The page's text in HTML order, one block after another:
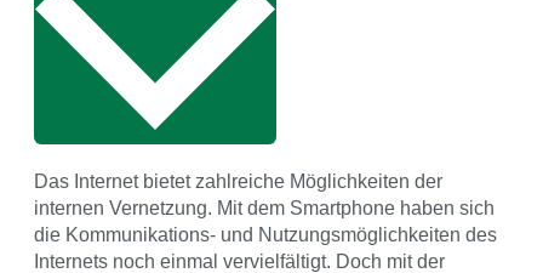
Das Internet bietet zahlreiche Möglichkeiten der
internen Vernetzung. Mit dem Smartphone haben sich
die Kommunikations- und Nutzungsmöglichkeiten des
Internets noch einmal vervielfältigt. Doch mit der